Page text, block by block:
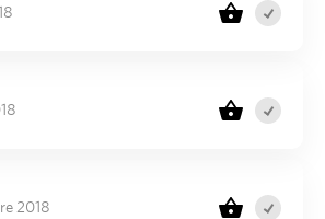
2018